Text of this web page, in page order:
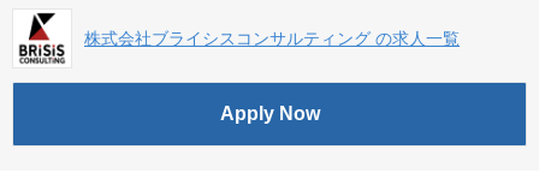
株式会社ブライシスコンサルティング の求人一覧
Apply Now